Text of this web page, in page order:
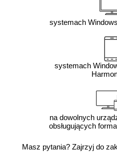
systemach
systemach
na dowolnych
obsługujących
Masz pytania? Zajrzyj do